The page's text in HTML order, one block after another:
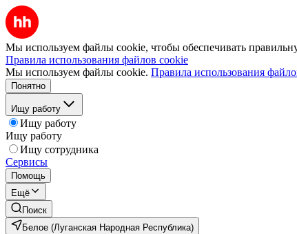
Мы используем файлы cookie, чтобы обеспечивать
Правила использования файлов cookie
Мы используем файлы cookie. Правила использования
Понятно
Ищу работу
Ищу работу
Ищу работу
Ищу сотрудника
Сервисы
Помощь
Ещё
Поиск
Белое (Луганская Народная Республика)